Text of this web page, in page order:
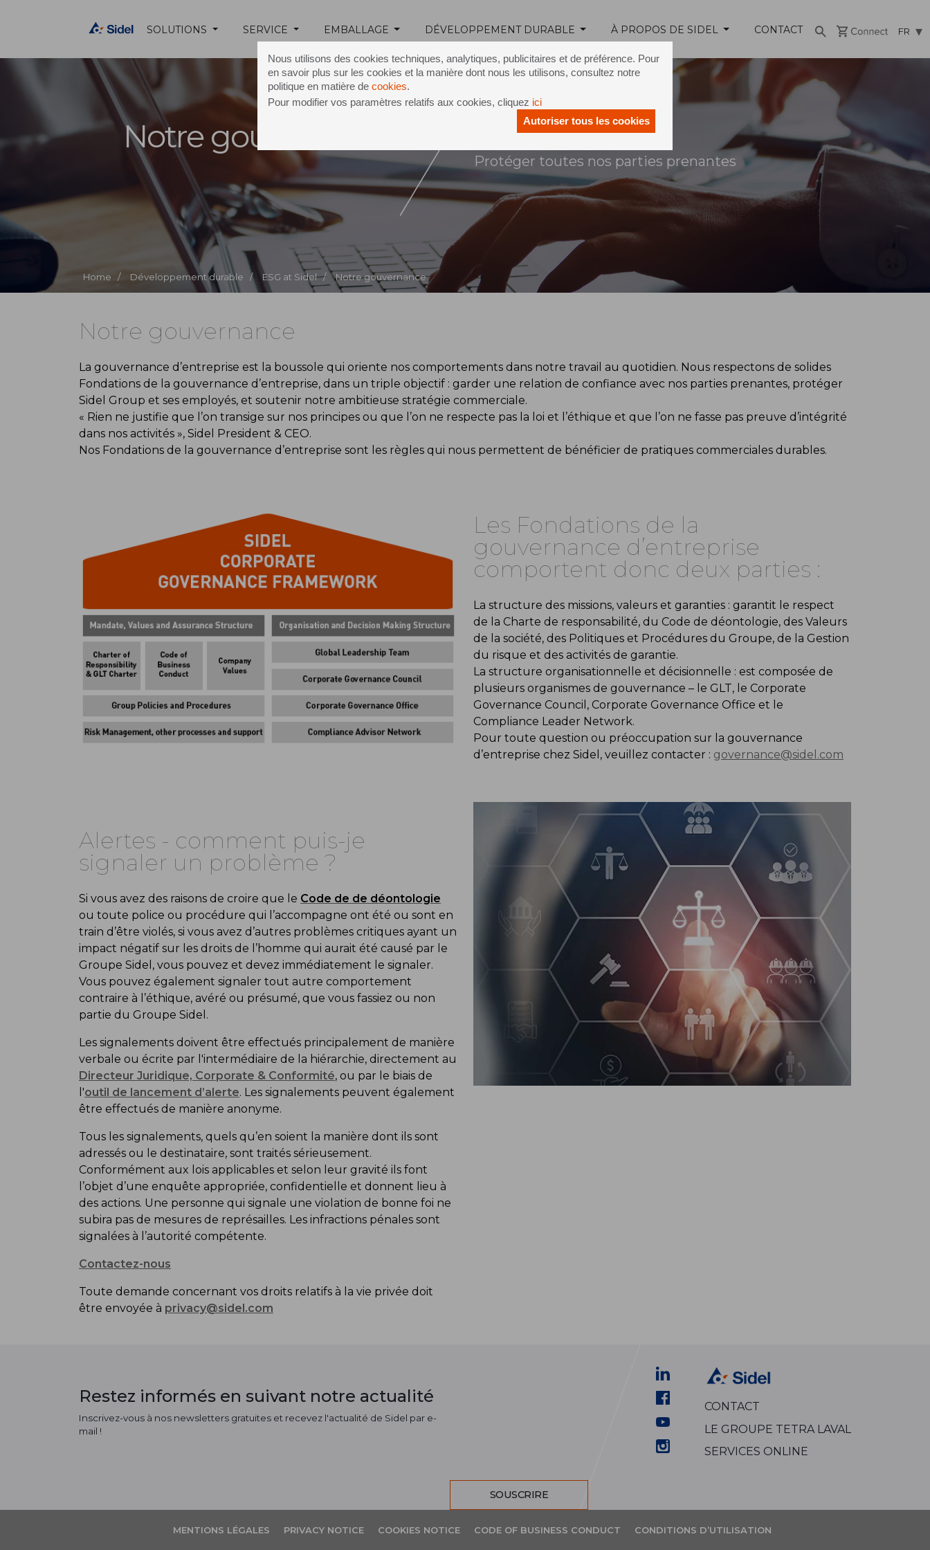
Nous utilisons des cookies techniques, analytiques, publicitaires et de préférence. Pour
en savoir plus sur les cookies et la manière dont nous les utilisons, consultez notre
politique en matière de cookies.
Pour modifier vos paramètres relatifs aux cookies, cliquez ici
Autoriser tous les cookies
SOLUTIONS SERVICE EMBALLAGE DÉVELOPPEMENT DURABLE À PROPOS DE SIDEL CONTACT FR
Home / Développement durable / ESG at Sidel / Notre gouvernance
Notre gouvernance
Protéger toutes nos parties prenantes
Notre gouvernance
La gouvernance d’entreprise est la boussole qui oriente nos comportements dans notre travail au quotidien. Nous respectons de solides
Fondations de la gouvernance d’entreprise, dans un triple objectif : garder une relation de confiance avec nos parties prenantes, protéger
Sidel Group et ses employés, et soutenir notre ambitieuse stratégie commerciale.
« Rien ne justifie que l’on transige sur nos principes ou que l’on ne respecte pas la loi et l’éthique et que l’on ne fasse pas preuve d’intégrité
dans nos activités », Sidel President & CEO.
Nos Fondations de la gouvernance d’entreprise sont les règles qui nous permettent de bénéficier de pratiques commerciales durables.
Les Fondations de la
gouvernance d’entreprise
comportent donc deux parties :
La structure des missions, valeurs et garanties : garantit le respect
de la Charte de responsabilité, du Code de déontologie, des Valeurs
de la société, des Politiques et Procédures du Groupe, de la Gestion
du risque et des activités de garantie.
La structure organisationnelle et décisionnelle : est composée de
plusieurs organismes de gouvernance – le GLT, le Corporate
Governance Council, Corporate Governance Office et le
Compliance Leader Network.
Pour toute question ou préoccupation sur la gouvernance
d’entreprise chez Sidel, veuillez contacter : governance@sidel.com
Alertes - comment puis-je
signaler un problème ?
Si vous avez des raisons de croire que le Code de de déontologie
ou toute police ou procédure qui l’accompagne ont été ou sont en
train d’être violés, si vous avez d’autres problèmes critiques ayant un
impact négatif sur les droits de l’homme qui aurait été causé par le
Groupe Sidel, vous pouvez et devez immédiatement le signaler.
Vous pouvez également signaler tout autre comportement
contraire à l’éthique, avéré ou présumé, que vous fassiez ou non
partie du Groupe Sidel.
Les signalements doivent être effectués principalement de manière
verbale ou écrite par l'intermédiaire de la hiérarchie, directement au
Directeur Juridique, Corporate & Conformité, ou par le biais de
l'outil de lancement d’alerte. Les signalements peuvent également
être effectués de manière anonyme.
Tous les signalements, quels qu’en soient la manière dont ils sont
adressés ou le destinataire, sont traités sérieusement.
Conformément aux lois applicables et selon leur gravité ils font
l’objet d’une enquête appropriée, confidentielle et donnent lieu à
des actions. Une personne qui signale une violation de bonne foi ne
subira pas de mesures de représailles. Les infractions pénales sont
signalées à l’autorité compétente.
Contactez-nous
Toute demande concernant vos droits relatifs à la vie privée doit
être envoyée à privacy@sidel.com
Restez informés en suivant notre actualité
Inscrivez-vous à nos newsletters gratuites et recevez l'actualité de Sidel par e-
mail !
SOUSCRIRE
CONTACT
LE GROUPE TETRA LAVAL
SERVICES ONLINE
MENTIONS LÉGALES PRIVACY NOTICE COOKIES NOTICE CODE OF BUSINESS CONDUCT CONDITIONS D’UTILISATION